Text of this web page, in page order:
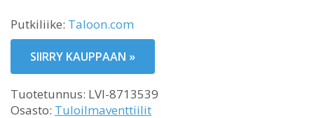
Putkiliike: Taloon.com
SIIRRY KAUPPAAN »
Tuotetunnus: LVI-8713539
Osasto: Tuloilmaventtiilit